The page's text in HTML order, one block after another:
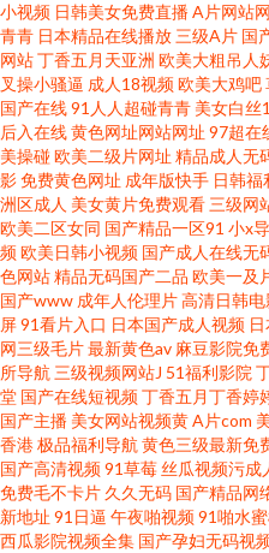
小视频 日韩美女免费直播A片网站
青青 日本精品在线播放 三级A片 国
网站丁香五月天亚洲 欧美大粗吊人
叉操小骚逼 成人18视频欧美大鸡吧
国产在线91人人超碰青青 美女白丝
后入在线黄色网址网站网址 97超在
美操碰欧美二级片网址 精品成人无
影免费黄色网址 成年版快手 日韩福
洲区成人 美女黄片免费观看 三级网
欧美二区女同 国产精品一区91 小x
频欧美日韩小视频 国产成人在线无
色网站精品无码国产二品 欧美一及
国产www 成年人伦理片高清日韩电
屏91看片入口 日本国产成人视频
网三级毛片最新黄色av 麻豆影院免
所导航 三级视频网站J 51福利影院
堂 国产在线短视频丁香五月丁香婷
国产主播 美女网站视频黄A片com
香港极品福利导航 黄色三级最新免
国产高清视频91草莓丝瓜视频污成
免费毛不卡片 久久无码 国产精品网
新地址 91日逼 午夜啪视频91啪水
西瓜影院视频全集 国产孕妇无码视